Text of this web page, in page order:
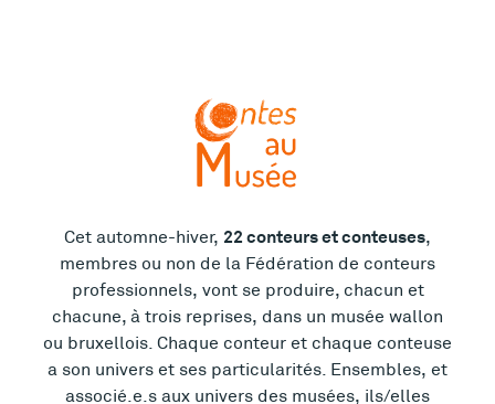
Cet automne-hiver, 22 conteurs et conteuses,
membres ou non de la Fédération de conteurs
professionnels, vont se produire, chacun et
chacune, à trois reprises, dans un musée wallon
ou bruxellois. Chaque conteur et chaque conteuse
a son univers et ses particularités. Ensembles, et
associé.e.s aux univers des musées, ils/elles